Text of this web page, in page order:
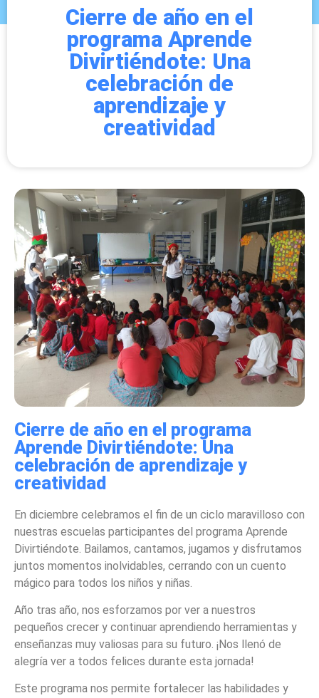
Cierre de año en el
programa Aprende
Divirtiéndote: Una
celebración de
aprendizaje y
creatividad
Cierre de año en el programa
Aprende Divirtiéndote: Una
celebración de aprendizaje y
creatividad
En diciembre celebramos el fin de un ciclo maravilloso con
nuestras escuelas participantes del programa Aprende
Divirtiéndote. Bailamos, cantamos, jugamos y disfrutamos
juntos momentos inolvidables, cerrando con un cuento
mágico para todos los niños y niñas.
Año tras año, nos esforzamos por ver a nuestros
pequeños crecer y continuar aprendiendo herramientas y
enseñanzas muy valiosas para su futuro. ¡Nos llenó de
alegría ver a todos felices durante esta jornada!
Este programa nos permite fortalecer las habilidades y